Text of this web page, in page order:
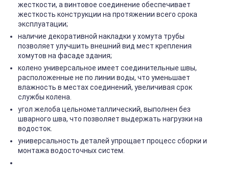
жесткости, а винтовое соединение обеспечивает
жесткость конструкции на протяжении всего срока
эксплуатации;
наличие декоративной накладки у хомута трубы
позволяет улучшить внешний вид мест крепления
хомутов на фасаде здания;
колено универсальное имеет соединительные швы,
расположенные не по линии воды, что уменьшает
влажность в местах соединений, увеличивая срок
службы колена.
угол желоба цельнометаллический, выполнен без
шварного шва, что позволяет выдержать нагрузки на
водосток.
универсальность деталей упрощает процесс сборки и
монтажа водосточных систем.